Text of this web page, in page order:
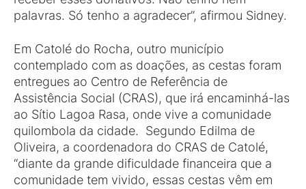
palavras. Só tenho a agradecer”, afirmou Sidney.
Em Catolé do Rocha, outro município
contemplado com as doações, as cestas foram
entregues ao Centro de Referência de
Assistência Social (CRAS), que irá encaminhá-las
ao Sítio Lagoa Rasa, onde vive a comunidade
quilombola da cidade. Segundo Edilma de
Oliveira, a coordenadora do CRAS de Catolé,
“diante da grande dificuldade financeira que a
comunidade tem vivido, essas cestas vêm em